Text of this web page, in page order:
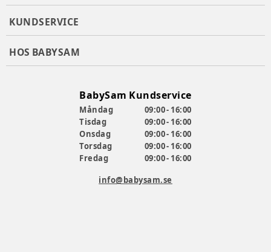
KUNDSERVICE
HOS BABYSAM
BabySam Kundservice
Måndag
09:00 - 16:00
Tisdag
09:00 - 16:00
Onsdag
09:00 - 16:00
Torsdag
09:00 - 16:00
Fredag
09:00 - 16:00
info@babysam.se